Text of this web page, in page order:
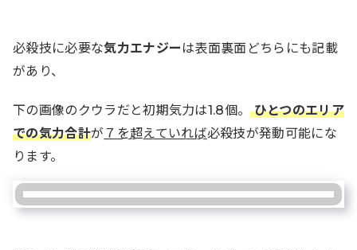
必殺技に必要な気力エナジーは表面裏面どちらにも記載
があり、
下の画像のクウラだと初期気力は1.8個。 ひとつのエリア
での気力合計が ７を超えていれば必殺技が発動可能にな
ります。